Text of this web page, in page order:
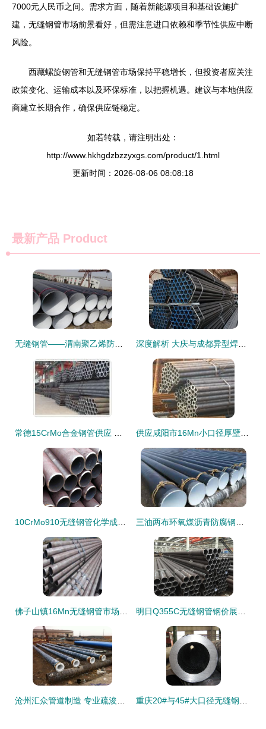
7000元人民币之间。需求方面，随着新能源项目和基础设施扩
建，无缝钢管市场前景看好，但需注意进口依赖和季节性供应中断
风险。
西藏螺旋钢管和无缝钢管市场保持平稳增长，但投资者应关注
政策变化、运输成本以及环保标准，以把握机遇。建议与本地供应
商建立长期合作，确保供应链稳定。
如若转载，请注明出处：
http://www.hkhgdzbzzyxgs.com/product/1.html
更新时间：2026-08-06 08:08:18
最新产品 Product